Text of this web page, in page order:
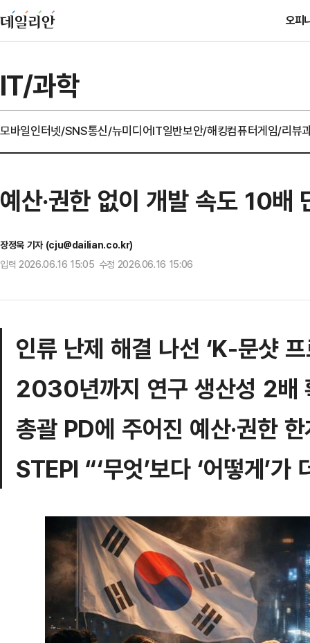
오피
IT/과학
모바일인터넷/SNS통신/뉴미디어IT일반보안/해킹컴퓨터게임/리뷰
예산·권한 없이 개발 속도 10
장정욱 기자 (cju@dailian.co.kr)
입력 2026.06.16 15:05 수정 2026.06.16 15:06
인류 난제 해결 나선 ‘K-문샷 프
2030년까지 연구 생산성 2배
총괄 PD에 주어진 예산·권한
STEPI “‘무엇’보다 ‘어떻게’가